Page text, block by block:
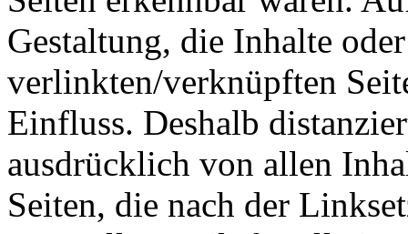
Gestaltung, die Inhalte
verlinkten/verknüpften
Einfluss. Deshalb
ausdrücklich von allen
Seiten, die nach der